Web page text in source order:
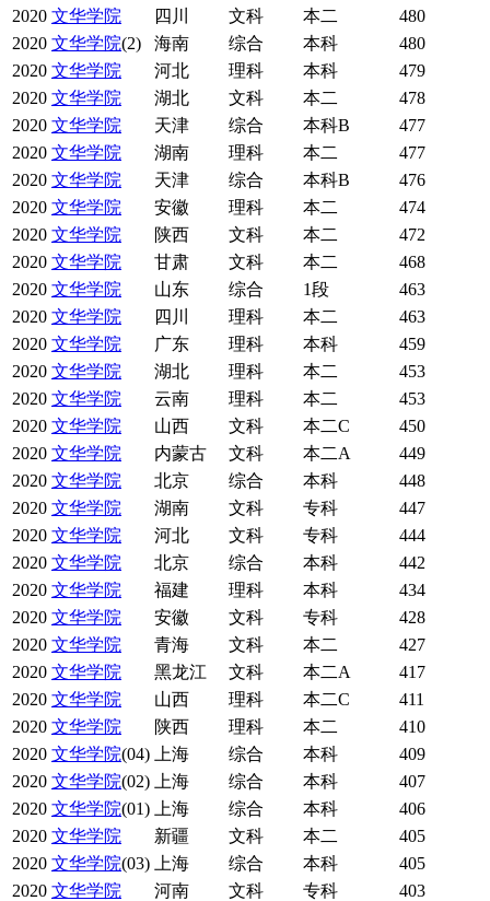
2020 文华学院 四川 文科 本二
480
2020 文华学院(2) 海南 综合 本科
480
2020 文华学院 河北 理科 本科
479
2020 文华学院 湖北 文科 本二
478
2020 文华学院 天津 综合 本科B
477
2020 文华学院 湖南 理科 本二
477
2020 文华学院 天津 综合 本科B
476
2020 文华学院 安徽 理科 本二
474
2020 文华学院 陕西 文科 本二
472
2020 文华学院 甘肃 文科 本二
468
2020 文华学院 山东 综合 1段
463
2020 文华学院 四川 理科 本二
463
2020 文华学院 广东 理科 本科
459
2020 文华学院 湖北 理科 本二
453
2020 文华学院 云南 理科 本二
453
2020 文华学院 山西 文科 本二C
450
2020 文华学院 内蒙古 文科 本二A
449
2020 文华学院 北京 综合 本科
448
2020 文华学院 湖南 文科 专科
447
2020 文华学院 河北 文科 专科
444
2020 文华学院 北京 综合 本科
442
2020 文华学院 福建 理科 本科
434
2020 文华学院 安徽 文科 专科
428
2020 文华学院 青海 文科 本二
427
2020 文华学院 黑龙江 文科 本二A
417
2020 文华学院 山西 理科 本二C
411
2020 文华学院 陕西 理科 本二
410
2020 文华学院(04) 上海 综合 本科
409
2020 文华学院(02) 上海 综合 本科
407
2020 文华学院(01) 上海 综合 本科
406
2020 文华学院 新疆 文科 本二
405
2020 文华学院(03) 上海 综合 本科
405
2020 文华学院 河南 文科 专科
403